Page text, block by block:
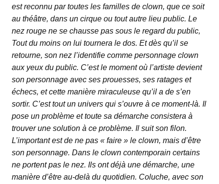
est reconnu par toutes les familles de clown, que ce soit
au théâtre, dans un cirque ou tout autre lieu public. Le
nez rouge ne se chausse pas sous le regard du public,
Tout du moins on lui tournera le dos. Et dès qu’il se
retourne, son nez l’identifie comme personnage clown
aux yeux du public. C’est le moment où l’artiste devient
son personnage avec ses prouesses, ses ratages et
échecs, et cette manière miraculeuse qu’il a de s’en
sortir. C’est tout un univers qui s’ouvre à ce moment-là. Il
pose un problème et toute sa démarche consistera à
trouver une solution à ce problème. Il suit son filon.
L’important est de ne pas « faire » le clown, mais d’être
son personnage. Dans le clown contemporain certains
ne portent pas le nez. Ils ont déjà une démarche, une
manière d’être au-delà du quotidien. Coluche, avec son